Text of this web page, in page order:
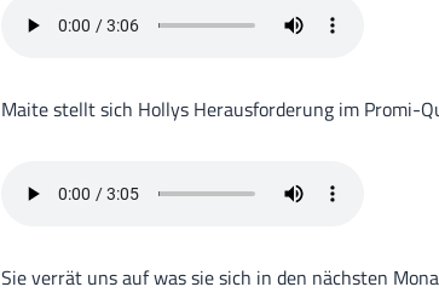
Maite stellt sich Hollys Herausforderung im Promi-
Sie verrät uns auf was sie sich in den nächsten